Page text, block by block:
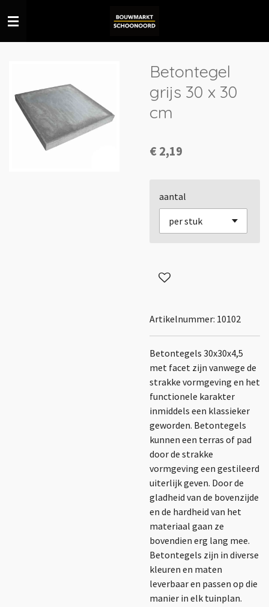
direct
naar
Betontegel
grijs 30 x 30
cm
€ 2,19
aantal
Artikelnummer: 10102
Betontegels 30x30x4,5
met facet zijn vanwege de
strakke vormgeving en het
functionele karakter
inmiddels een klassieker
geworden. Betontegels
kunnen een terras of pad
door de strakke
vormgeving een gestileerd
uiterlijk geven. Door de
gladheid van de bovenzijde
en de hardheid van het
materiaal gaan ze
bovendien erg lang mee.
Betontegels zijn in diverse
kleuren en maten
leverbaar en passen op die
manier in elk tuinplan.